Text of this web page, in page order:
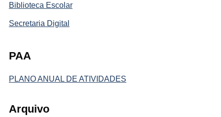
Biblioteca Escolar
Secretaria Digital
PAA
PLANO ANUAL DE ATIVIDADES
Arquivo